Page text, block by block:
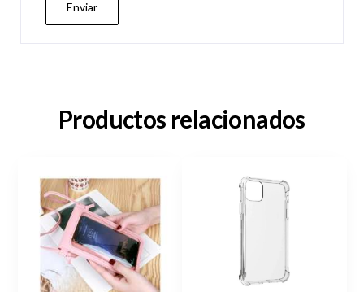
Productos relacionados